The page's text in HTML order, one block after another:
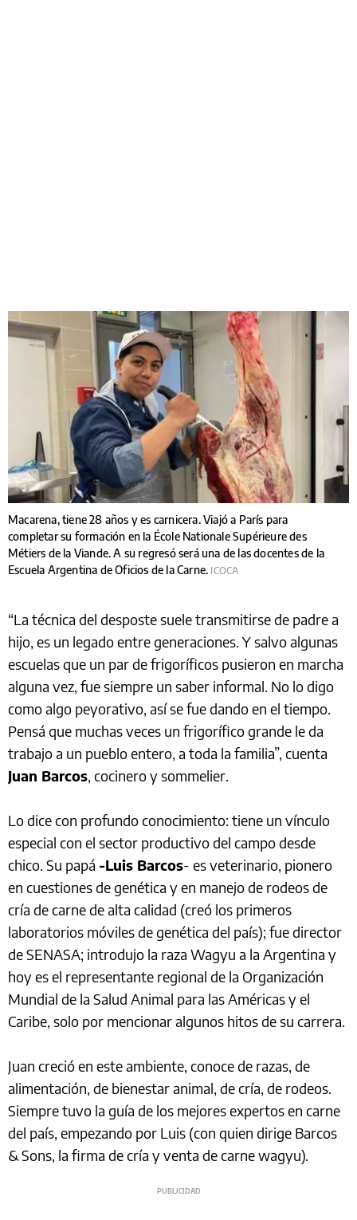
Macarena, tiene 28 años y es carnicera. Viajó a París para
completar su formación en la École Nationale Supérieure des
Métiers de la Viande. A su regresó será una de las docentes de la
Escuela Argentina de Oficios de la Carne. ICOCA
“La técnica del desposte suele transmitirse de padre a
hijo, es un legado entre generaciones. Y salvo algunas
escuelas que un par de frigoríficos pusieron en marcha
alguna vez, fue siempre un saber informal. No lo digo
como algo peyorativo, así se fue dando en el tiempo.
Pensá que muchas veces un frigorífico grande le da
trabajo a un pueblo entero, a toda la familia”, cuenta
Juan Barcos, cocinero y sommelier.
Lo dice con profundo conocimiento: tiene un vínculo
especial con el sector productivo del campo desde
chico. Su papá -Luis Barcos- es veterinario, pionero
en cuestiones de genética y en manejo de rodeos de
cría de carne de alta calidad (creó los primeros
laboratorios móviles de genética del país); fue director
de SENASA; introdujo la raza Wagyu a la Argentina y
hoy es el representante regional de la Organización
Mundial de la Salud Animal para las Américas y el
Caribe, solo por mencionar algunos hitos de su carrera.
Juan creció en este ambiente, conoce de razas, de
alimentación, de bienestar animal, de cría, de rodeos.
Siempre tuvo la guía de los mejores expertos en carne
del país, empezando por Luis (con quien dirige Barcos
& Sons, la firma de cría y venta de carne wagyu).